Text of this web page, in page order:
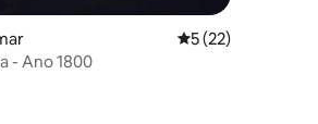
5 de uma
5 (22)
- Ano 1800